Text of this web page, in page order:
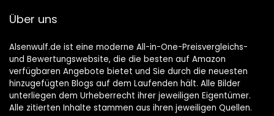
Über uns
Alsenwulf.de ist eine moderne All-in-One-Preisvergleichs-
und Bewertungswebsite, die die besten auf Amazon
verfügbaren Angebote bietet und Sie durch die neuesten
hinzugefügten Blogs auf dem Laufenden hält. Alle Bilder
unterliegen dem Urheberrecht ihrer jeweiligen Eigentümer.
Alle zitierten Inhalte stammen aus ihren jeweiligen Quellen.